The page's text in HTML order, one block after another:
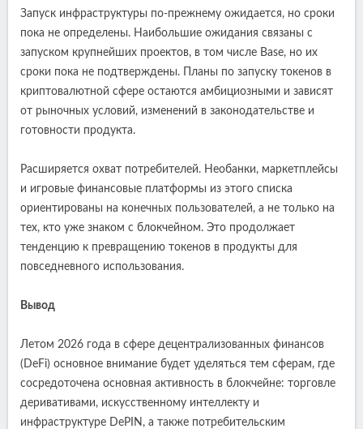
Запуск инфраструктуры по-прежнему ожидается, но сроки
пока не определены. Наибольшие ожидания связаны с
запуском крупнейших проектов, в том числе Base, но их
сроки пока не подтверждены. Планы по запуску токенов в
криптовалютной сфере остаются амбициозными и зависят
от рыночных условий, изменений в законодательстве и
готовности продукта.
Расширяется охват потребителей. Необанки, маркетплейсы
и игровые финансовые платформы из этого списка
ориентированы на конечных пользователей, а не только на
тех, кто уже знаком с блокчейном. Это продолжает
тенденцию к превращению токенов в продукты для
повседневного использования.
Вывод
Летом 2026 года в сфере децентрализованных финансов
(DeFi) основное внимание будет уделяться тем сферам, где
сосредоточена основная активность в блокчейне: торговле
деривативами, искусственному интеллекту и
инфраструктуре DePIN, а также потребительским